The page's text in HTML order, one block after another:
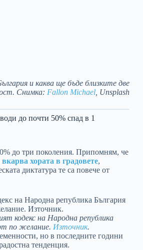
и каква ще бъде близките две
Снимка: Fallon Michael, Unsplash
до почти 50% спад в 1
до три поколения. Припомням, че
вкарва хората в градовете,
диктатура те са повече от
кодекс на Народна република
по желание. Източник.
но в последните години
тенденция.